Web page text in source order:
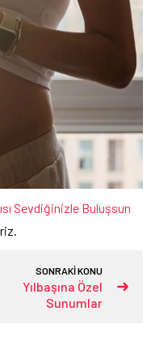
Sevdiğinizle Buluşsun
SONRAKİ KONU
Yılbaşına Özel
Sunumlar